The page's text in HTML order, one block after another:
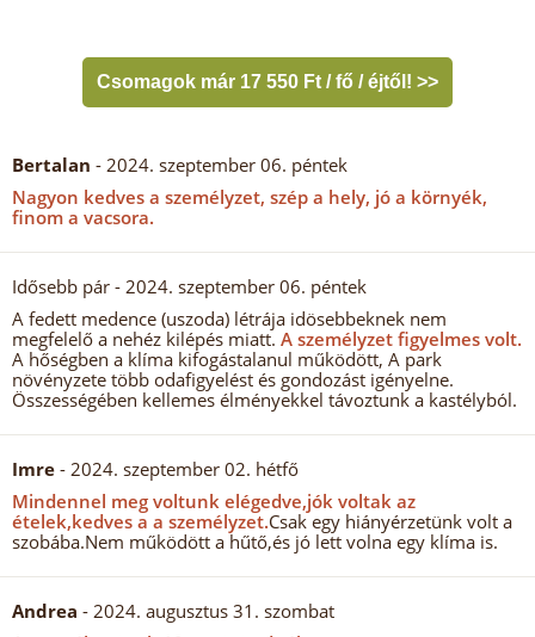
Csomagok már 17 550 Ft / fő / éjtől! >>
Bertalan - 2024. szeptember 06. péntek
Nagyon kedves a személyzet, szép a hely, jó a környék,
finom a vacsora.
Idősebb pár - 2024. szeptember 06. péntek
A fedett medence (uszoda) létrája idösebbeknek nem
megfelelő a nehéz kilépés miatt. A személyzet figyelmes volt.
A hőségben a klíma kifogástalanul működött, A park
növényzete több odafigyelést és gondozást igényelne.
Összességében kellemes élményekkel távoztunk a kastélyból.
Imre - 2024. szeptember 02. hétfő
Mindennel meg voltunk elégedve,jók voltak az
ételek,kedves a a személyzet.Csak egy hiányérzetünk volt a
szobába.Nem működött a hűtő,és jó lett volna egy klíma is.
Andrea - 2024. augusztus 31. szombat